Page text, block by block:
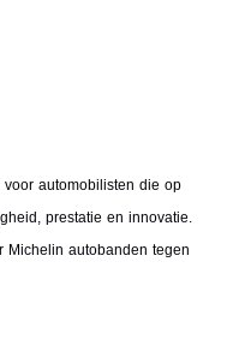
automobilisten die op
prestatie en innovatie.
Michelin autobanden tegen